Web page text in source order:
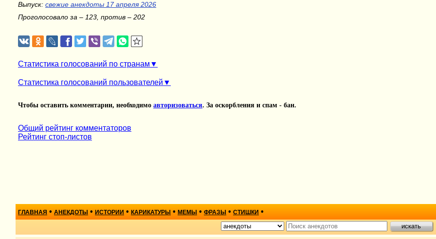
Выпуск: свежие анекдоты 17 апреля 2026
Проголосовало за – 123, против – 202
Статистика голосований по странам
Статистика голосований пользователей
Чтобы оставить комментарии, необходимо авторизоваться. За оскорбления и спам - бан.
Общий рейтинг комментаторов
Рейтинг стоп-листов
ГЛАВНАЯ • АНЕКДОТЫ • ИСТОРИИ • КАРИКАТУРЫ • МЕМЫ • ФРАЗЫ • СТИШКИ •